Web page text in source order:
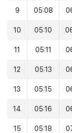
9 05:08
10 05:10
11 05:11
12 05:13
13 05:15
14 05:16
15 05:18